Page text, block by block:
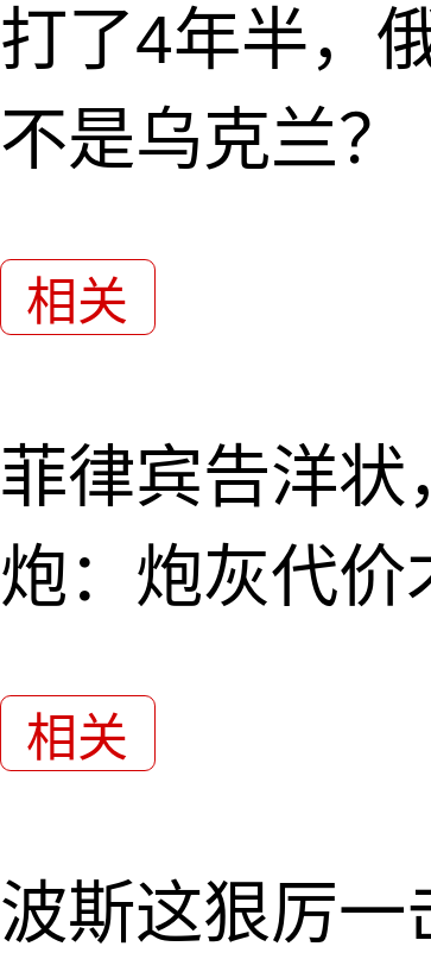
打了4年半，
不是乌克兰？
相关
菲律宾告洋状
炮：炮灰代价
相关
波斯这狠厉一